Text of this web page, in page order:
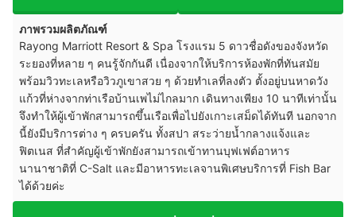
ภาพรวมผลิตภัณฑ์
Rayong Marriott Resort & Spa โรงแรม 5 ดาวชื่อดังของจังหวัด
ระยองที่หลาย ๆ คนรู้จักกันดี เนื่องจากให้บริการห้องพักที่ทันสมัย
พร้อมวิวทะเลหรือวิวภูเขาสวย ๆ ด้วยทำเลที่ลงตัว ตั้งอยู่บนหาดวัง
แก้วที่ห่างจากท่าเรือบ้านเพไม่ไกลมาก เดินทางเพียง 10 นาทีเท่านั้น
จึงทำให้ผู้เข้าพักสามารถขึ้นเรือเพื่อไปยังเกาะเสม็ดได้ทันที นอกจาก
นี้ยังมีบริการต่าง ๆ ครบครัน ทั้งสปา สระว่ายน้ำกลางแจ้งและ
ฟิตเนส ที่สำคัญผู้เข้าพักยังสามารถเข้าทานบุฟเฟต์อาหาร
นานาชาติที่ C-Salt และมีอาหารทะเลจานพิเศษบริการที่ Fish Bar
ได้ด้วยค่ะ